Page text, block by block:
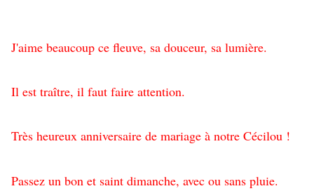
J'aime beaucoup ce fleuve, sa douceur, sa lumière.
Il est traître, il faut faire attention.
Très heureux anniversaire de mariage à notre Cécilou !
Passez un bon et saint dimanche, avec ou sans pluie.